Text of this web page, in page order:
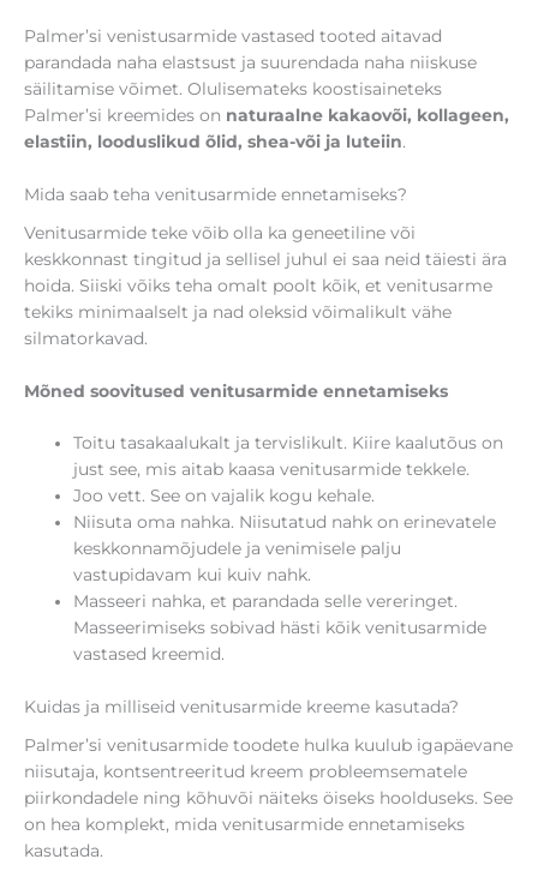
Palmer’si venistusarmide vastased tooted aitavad
parandada naha elastsust ja suurendada naha niiskuse
säilitamise võimet. Olulisemateks koostisaineteks
Palmer’si kreemides on naturaalne kakaovõi, kollageen,
elastiin, looduslikud õlid, shea-või ja luteiin.
Mida saab teha venitusarmide ennetamiseks?
Venitusarmide teke võib olla ka geneetiline või
keskkonnast tingitud ja sellisel juhul ei saa neid täiesti ära
hoida. Siiski võiks teha omalt poolt kõik, et venitusarme
tekiks minimaalselt ja nad oleksid võimalikult vähe
silmatorkavad.
Mõned soovitused venitusarmide ennetamiseks
Toitu tasakaalukalt ja tervislikult. Kiire kaalutõus on
just see, mis aitab kaasa venitusarmide tekkele.
Joo vett. See on vajalik kogu kehale.
Niisuta oma nahka. Niisutatud nahk on erinevatele
keskkonnamõjudele ja venimisele palju
vastupidavam kui kuiv nahk.
Masseeri nahka, et parandada selle vereringet.
Masseerimiseks sobivad hästi kõik venitusarmide
vastased kreemid.
Kuidas ja milliseid venitusarmide kreeme kasutada?
Palmer’si venitusarmide toodete hulka kuulub igapäevane
niisutaja, kontsentreeritud kreem probleemsematele
piirkondadele ning kõhuvõi näiteks öiseks hoolduseks. See
on hea komplekt, mida venitusarmide ennetamiseks
kasutada.